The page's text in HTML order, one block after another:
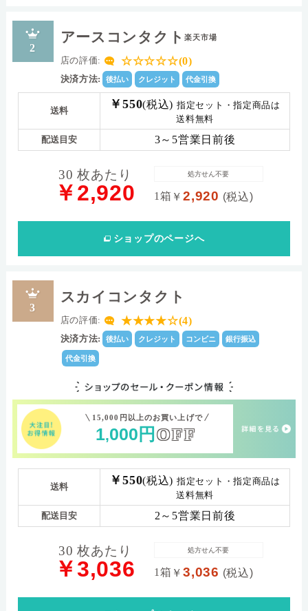
2
アースコンタクト楽天市場
店の評価: ☆☆☆☆☆(0)
決済方法: 後払い クレジット 代金引換
送料 ￥550(税込) 指定セット・指定商品は
送料無料
配送目安 3～5営業日前後
30 枚あたり
￥2,920 1箱 ￥2,920 (税込)
処方せん不要
ショップのページへ
3
スカイコンタクト
店の評価: ★★★★☆(4)
決済方法: 後払い クレジット コンビニ 銀行振込
代金引換
15,000円以上のお買い上げで
1,000 円 OFF
送料 ￥550(税込) 指定セット・指定商品は
送料無料
配送目安 2～5営業日前後
30 枚あたり
￥3,036 1箱 ￥3,036 (税込)
処方せん不要